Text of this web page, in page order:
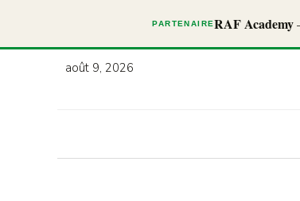
PARTENAIRERAF Academy
août 9, 2026